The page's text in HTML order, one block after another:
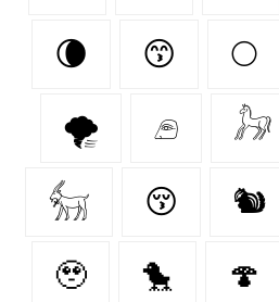
🌘 😙 🌕
🌪️ 𓂉 𓃗
𓃶 😚 🐿
🥹 🐤 🍄‍